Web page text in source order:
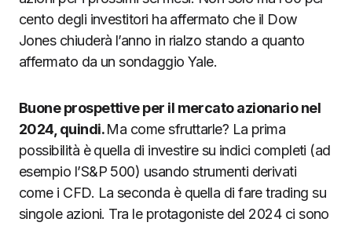
cento degli investitori ha affermato che il Dow
Jones chiuderà l’anno in rialzo stando a quanto
affermato da un sondaggio Yale.
Buone prospettive per il mercato azionario nel
2024, quindi.Ma come sfruttarle? La prima
possibilità è quella di investire su indici completi (ad
esempio l’S&P 500) usando strumenti derivati
come i CFD. La seconda è quella di fare trading su
singole azioni. Tra le protagoniste del 2024 ci sono